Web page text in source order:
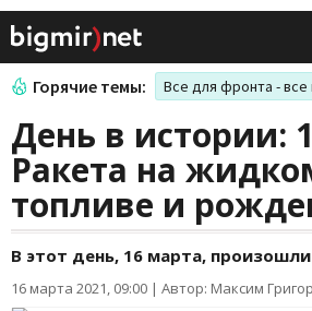
Горячие темы: Все для фронта -
День в истории:
Ракета на
топливе и
В этот день, 16 марта,
16 марта 2021, 09:00 | Автор: Максим